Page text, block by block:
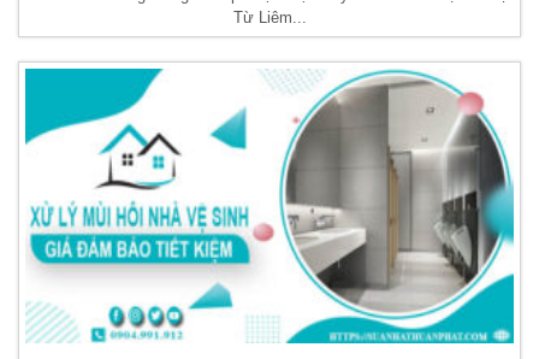
Từ Liêm...